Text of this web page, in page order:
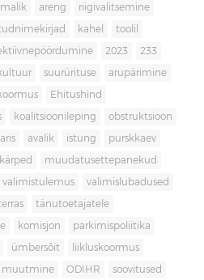
areng riigivalitsemine
kahel toolil
2023 233
suurürituse arupärimine
Ehitushind
koalitsioonileping obstruktsioon
avalik istung purskkaev
kärped muudatusettepanekud
valimistulemus valimislubadused
tänutoetajatele
komisjon parkimispoliitika
ümbersõit liikluskoormus
muutmine ODIHR soovitused